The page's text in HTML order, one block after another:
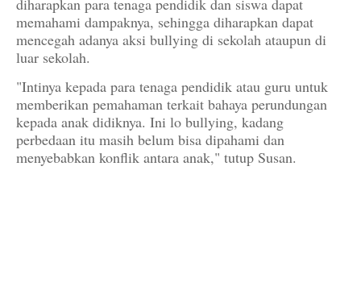
diharapkan para tenaga pendidik dan siswa dapat
memahami dampaknya, sehingga diharapkan dapat
mencegah adanya aksi bullying di sekolah ataupun di
luar sekolah.
"Intinya kepada para tenaga pendidik atau guru untuk
memberikan pemahaman terkait bahaya perundungan
kepada anak didiknya. Ini lo bullying, kadang
perbedaan itu masih belum bisa dipahami dan
menyebabkan konflik antara anak," tutup Susan.